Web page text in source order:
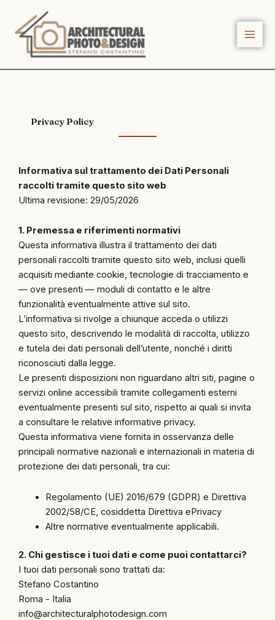
contenuto
Privacy Policy
Informativa sul trattamento dei Dati Personali
raccolti tramite questo sito web
Ultima revisione: 29/05/2026
1. Premessa e riferimenti normativi
Questa informativa illustra il trattamento dei dati
personali raccolti tramite questo sito web, inclusi quelli
acquisiti mediante cookie, tecnologie di tracciamento e
— ove presenti — moduli di contatto e le altre
funzionalità eventualmente attive sul sito.
L’informativa si rivolge a chiunque acceda o utilizzi
questo sito, descrivendo le modalità di raccolta, utilizzo
e tutela dei dati personali dell’utente, nonché i diritti
riconosciuti dalla legge.
Le presenti disposizioni non riguardano altri siti, pagine o
servizi online accessibili tramite collegamenti esterni
eventualmente presenti sul sito, rispetto ai quali si invita
a consultare le relative informative privacy.
Questa informativa viene fornita in osservanza delle
principali normative nazionali e internazionali in materia di
protezione dei dati personali, tra cui:
Regolamento (UE) 2016/679 (GDPR) e Direttiva
2002/58/CE, cosiddetta Direttiva ePrivacy
Altre normative eventualmente applicabili.
2. Chi gestisce i tuoi dati e come puoi contattarci?
I tuoi dati personali sono trattati da:
Stefano Costantino
Roma - Italia
info@architecturalphotodesign.com